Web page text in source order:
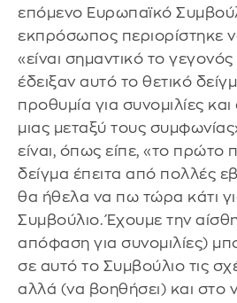
επόμενο Ευρωπαϊκό
εκπρόσωπος περιορίστηκε
«είναι σημαντικό το
έδειξαν αυτό το θετικό
προθυμία για συνομιλίες
μιας μεταξύ τους
είναι, όπως είπε, «το πρώτο
δείγμα έπειτα από πολλές
θα ήθελα να πω τώρα κάτι
Συμβούλιο. Έχουμε την
απόφαση για συνομιλίες)
σε αυτό το Συμβούλιο τις
αλλά (να βοηθήσει) και στο